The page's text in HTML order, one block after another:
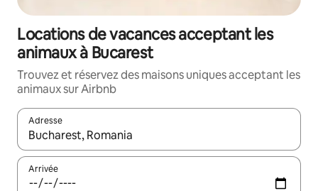
Locations de vacances acceptant les
animaux à Bucarest
Trouvez et réservez des maisons uniques acceptant les
animaux sur Airbnb
Adresse
Lorsque les résultats s'affichent, utilisez les flèches vers le
Arrivée